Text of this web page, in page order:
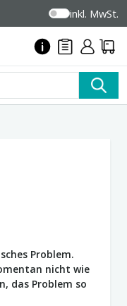
inkl. MwSt.
Problem.
nicht wie
das Problem so